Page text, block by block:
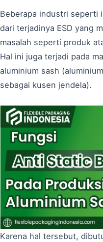
Beberapa industri seperti
dari terjadinya ESD yang
masalah seperti produk
Hal ini juga terjadi pada
aluminium sash
sebagai kusen jendela).
Karena hal tersebut,